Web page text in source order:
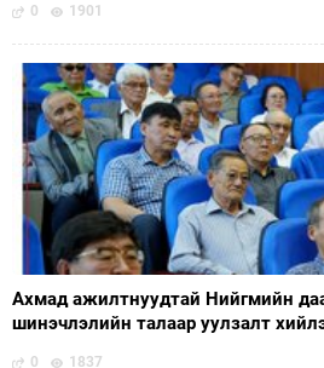
0 1901
Ахмад ажилтнуудтай Нийгмийн
шинэчлэлийн талаар уулзалт
0 1837